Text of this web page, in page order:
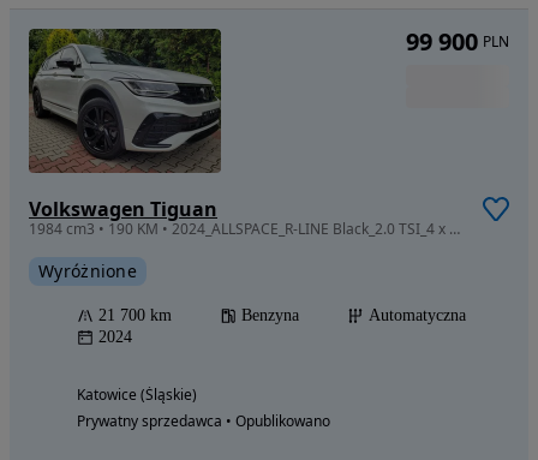
Volkswagen Tiguan
1984 cm3 • 190 KM • 2024_ALLSPACE_R-LINE Black_2.0 TSI_4 x 4_BOGATA opcja_NISKI przebieg !
Wyróżnione
21 700 km Benzyna
Automatyczna
2024
Katowice (Śląskie)
Prywatny sprzedawca • Opublikowano
99 900 PLN